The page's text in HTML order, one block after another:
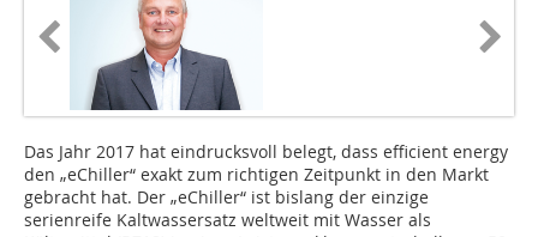
Das Jahr 2017 hat eindrucksvoll belegt, dass efficient energy
den „eChiller“ exakt zum richtigen Zeitpunkt in den Markt
gebracht hat. Der „eChiller“ ist bislang der einzige
serienreife Kaltwassersatz weltweit mit Wasser als